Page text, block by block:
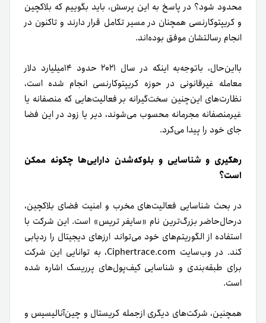
محدود شود؟ در پاسخ به این پرسش، باید بگوییم که بلاکچین
و کریپتوکارنسی همچنان در مسیر تکامل قرار دارند و تاکنون در
انجام رسالتشان موفق بوده‌اند.
بااین‌حال، با‌توجه‌به اینکه در سال ۲۰۲۱ حدود ۱۴میلیارد دلار
معامله غیرقانونی در حوزه کریپتوکارنسی انجام شده است،
نظارت‌های این‌چنین سخت‌گیرانه بر فعالیت‌هایی که منصفانه یا
غیرمنصفانه مجرمانه محسوب می‌شوند، دیر یا زود در این فضا
جای خود را پیدا می‌کرد.
رهگیری و شناسایی و بلوکه‌شدن دارایی‌ها چگونه ممکن
است؟
در بحث شناسایی فعالیت‌های مخرب و امنیت فضای بلاکچین،
در‌حال‌حاضر بزرگ‌ترین نام «سایفر تریس» است. این شرکت با
استفاده از الگوریتم‌های خود می‌تواند ارزهای دیجیتال را ردیابی
کند. در وب‌سایت Ciphertrace.com، به توانایی این شرکت
برای طبقه‌بندی و شناسایی کیف‌پول‌های پرریسک اشاره شده
است.
همچنین، شرکت‌های دیگری ازجمله کریستال و چین‌آنالیسیس و